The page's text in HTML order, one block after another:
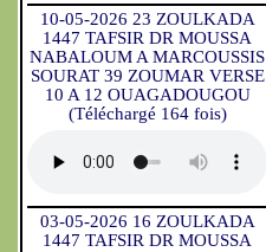
10-05-2026 23 ZOULKADA
1447 TAFSIR DR MOUSSA
NABALOUM A MARCOUSSIS
SOURAT 39 ZOUMAR VERSE
10 A 12 OUAGADOUGOU
(Téléchargé 164 fois)
03-05-2026 16 ZOULKADA
1447 TAFSIR DR MOUSSA